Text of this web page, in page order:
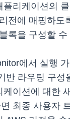
플리케이션의
전에 매핑하도
록을 구성할 수
에서 실행
반 라우팅 구성
케이션에 대한
최종 사용자